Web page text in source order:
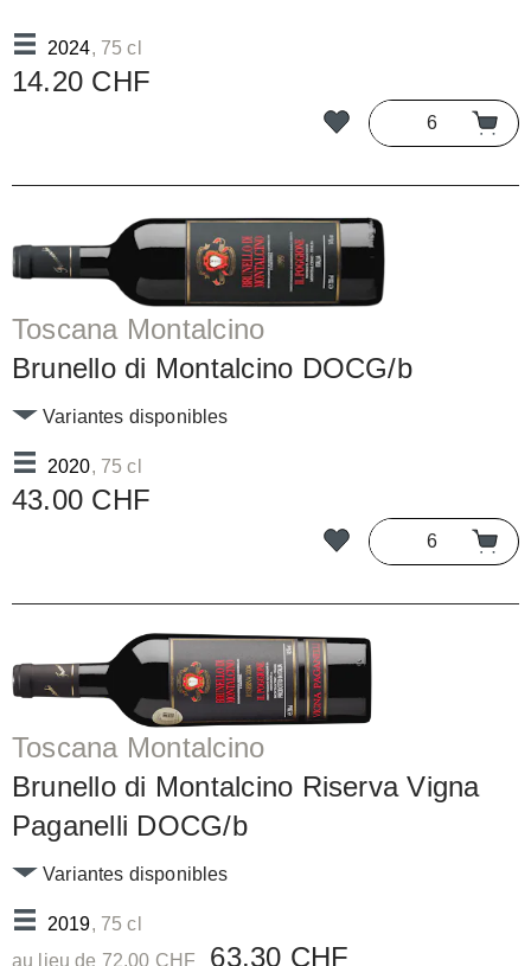
2024, 75 cl
14.20 CHF
Toscana Montalcino
Brunello di Montalcino DOCG/b
2020, 75 cl
Variantes disponibles
43.00 CHF
Toscana Montalcino
Brunello di Montalcino Riserva Vigna
Paganelli DOCG/b
2019, 75 cl
Variantes disponibles
au lieu de 72.00 CHF 63.30 CHF